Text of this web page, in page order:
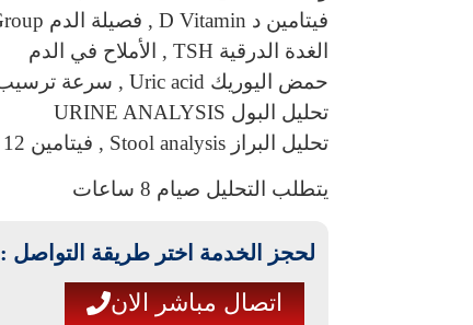
فيتامين د D Vitamin , فصيلة الدم Blood Group
الغدة الدرقية TSH , الأملاح في الدم
حمض اليوريك Uric acid , سرعة ترسيب الدم ESR
تحليل البول URINE ANALYSIS
تحليل البراز Stool analysis , فيتامين B 12
يتطلب التحليل صيام 8 ساعات
لحجز الخدمة اختر طريقة التواصل :
اتصال مباشر الان